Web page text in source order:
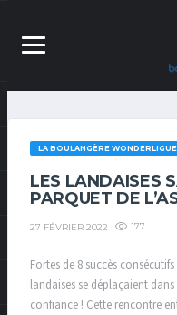
LA BOULANGÈRE WONDERLIGUE
LES LANDAISES
PARQUET DE
27 FÉVRIER 2022 177
Fortes de 8 succès
landaises se déplaçaient
confiance ! Cette rencontre